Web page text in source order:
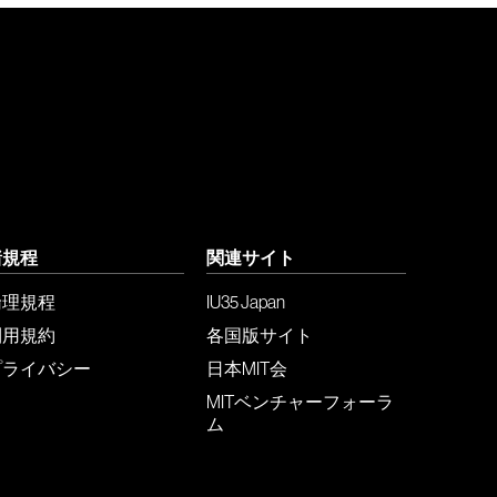
程
規程
規約
イバシー
関連サイト
IU35 Japan
各国版サイト
日本MIT会
MITベンチャーフォーラ
ム